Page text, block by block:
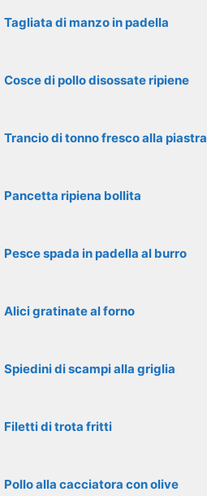
Tagliata di manzo in padella
Cosce di pollo disossate ripiene
Trancio di tonno fresco alla piastra
Pancetta ripiena bollita
Pesce spada in padella al burro
Alici gratinate al forno
Spiedini di scampi alla griglia
Filetti di trota fritti
Pollo alla cacciatora con olive